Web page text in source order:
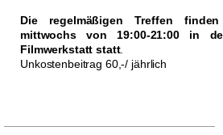
Die regelmäßigen Treffen
mittwochs von 19:00-21:00 in
Filmwerkstatt statt.
Unkostenbeitrag 60,-/ jährlich